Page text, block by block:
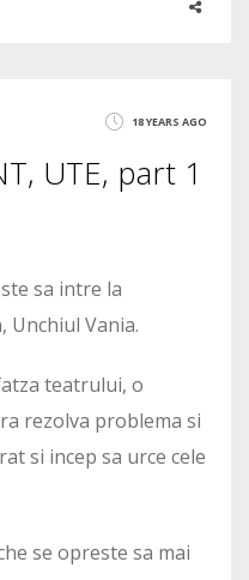
18 YEARS AGO
UTE, part 1
sa intre la
Unchiul Vania.
teatrului, o
rezolva problema si
si incep sa urce cele
se opreste sa mai